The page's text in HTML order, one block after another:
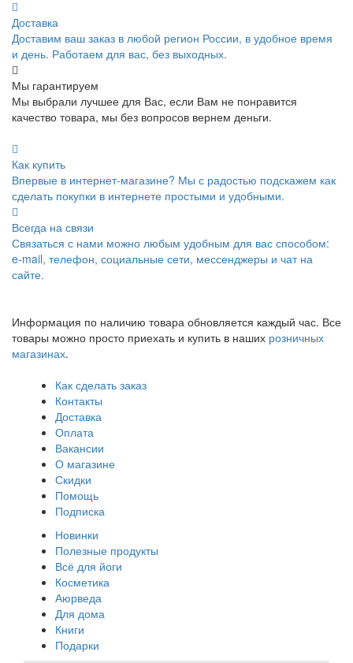
Доставка
Доставим ваш заказ в любой регион России, в удобное время
и день. Работаем для вас, без выходных.
Мы гарантируем
Мы выбрали лучшее для Вас, если Вам не понравится
качество товара, мы без вопросов вернем деньги.
Как купить
Впервые в интернет-магазине? Мы с радостью подскажем как
сделать покупки в интернете простыми и удобными.
Всегда на связи
Связаться с нами можно любым удобным для вас способом:
e-mail, телефон, социальные сети, мессенджеры и чат на
сайте.
Информация по наличию товара обновляется каждый час. Все
товары можно просто приехать и купить в наших розничных
магазинах.
Как сделать заказ
Контакты
Доставка
Оплата
Вакансии
О магазине
Скидки
Помощь
Подписка
Новинки
Полезные продукты
Всё для йоги
Косметика
Аюрведа
Для дома
Книги
Подарки